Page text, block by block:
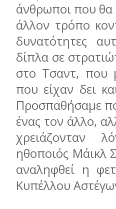
άνθρωποι που θα
άλλον τρόπο
δυνατότητες
δίπλα σε
στο Τσαντ, που
που είχαν δει
Προσπαθήσαμε
ένας τον άλλο,
χρειάζονταν
ηθοποιός Μάικλ
αναληφθεί η
Κυπέλλου